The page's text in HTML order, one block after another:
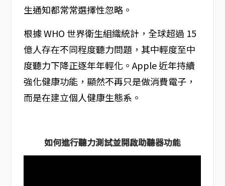
生通知都常常選擇性忽略。
根據 WHO 世界衛生組織統計，全球超過 15
億人存在不同程度聽力問題，其中輕度至中
度聽力下降正逐年年輕化。Apple 近年持續
強化健康功能，顯然不再只是做消費電子，
而是在建立個人健康生態系。
如何進行聽力測試並開啟助聽器功能